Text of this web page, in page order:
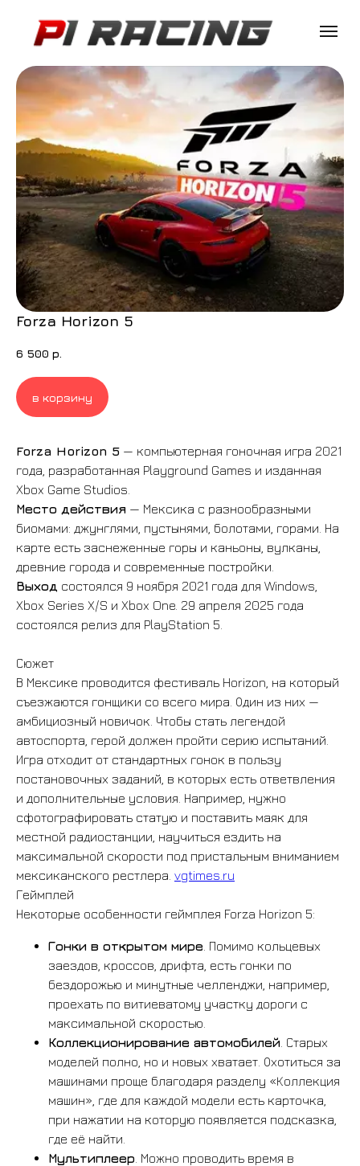
Forza Horizon 5
6 500 р.
в корзину
Forza Horizon 5 — компьютерная гоночная игра 2021
года, разработанная Playground Games и изданная
Xbox Game Studios.
Место действия — Мексика с разнообразными
биомами: джунглями, пустынями, болотами, горами. На
карте есть заснеженные горы и каньоны, вулканы,
древние города и современные постройки.
Выход состоялся 9 ноября 2021 года для Windows,
Xbox Series X/S и Xbox One. 29 апреля 2025 года
состоялся релиз для PlayStation 5.
Сюжет
В Мексике проводится фестиваль Horizon, на который
съезжаются гонщики со всего мира. Один из них —
амбициозный новичок. Чтобы стать легендой
автоспорта, герой должен пройти серию испытаний.
Игра отходит от стандартных гонок в пользу
постановочных заданий, в которых есть ответвления
и дополнительные условия. Например, нужно
сфотографировать статую и поставить маяк для
местной радиостанции, научиться ездить на
максимальной скорости под пристальным вниманием
мексиканского рестлера. vgtimes.ru
Геймплей
Некоторые особенности геймплея Forza Horizon 5:
Гонки в открытом мире . Помимо кольцевых
заездов, кроссов, дрифта, есть гонки по
бездорожью и минутные челленджи, например,
проехать по витиеватому участку дороги с
максимальной скоростью.
Коллекционирование автомобилей . Старых
моделей полно, но и новых хватает. Охотиться за
машинами проще благодаря разделу «Коллекция
машин», где для каждой модели есть карточка,
при нажатии на которую появляется подсказка,
где её найти.
Мультиплеер . Можно проводить время в